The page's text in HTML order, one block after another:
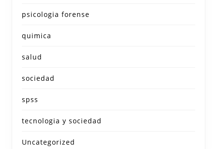
psicologia forense
quimica
salud
sociedad
spss
tecnologia y sociedad
Uncategorized